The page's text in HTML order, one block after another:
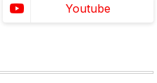
Youtube